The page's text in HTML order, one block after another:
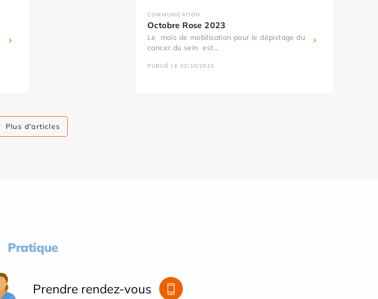
COMMUNICATION
Octobre Rose 2023
Le mois de mobilisation pour le dépistage du
cancer du sein est...
PUBLIÉ LE 02/10/2023
Plus d'articles
Pratique
Prendre rendez-vous